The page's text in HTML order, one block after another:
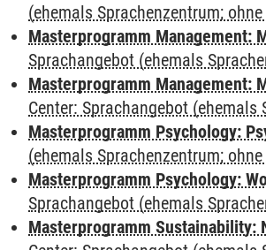
(ehemals Sprachenzentrum; ohne
Masterprogramm Management:
Sprachangebot (ehemals
Masterprogramm Management:
Center: Sprachangebot (ehemals
Masterprogramm Psychology:
(ehemals Sprachenzentrum; ohne
Masterprogramm Psychology:
Sprachangebot (ehemals
Masterprogramm